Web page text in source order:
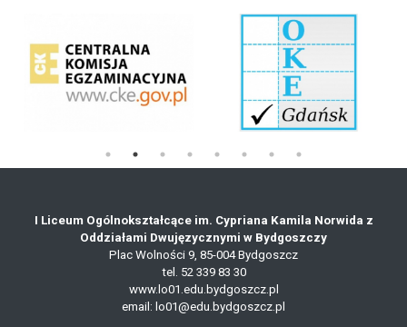
I Liceum Ogólnokształcące im. Cypriana Kamila Norwida z
Oddziałami Dwujęzycznymi w Bydgoszczy
Plac Wolności 9, 85-004 Bydgoszcz
tel. 52 339 83 30
www.lo01.edu.bydgoszcz.pl
email: lo01@edu.bydgoszcz.pl